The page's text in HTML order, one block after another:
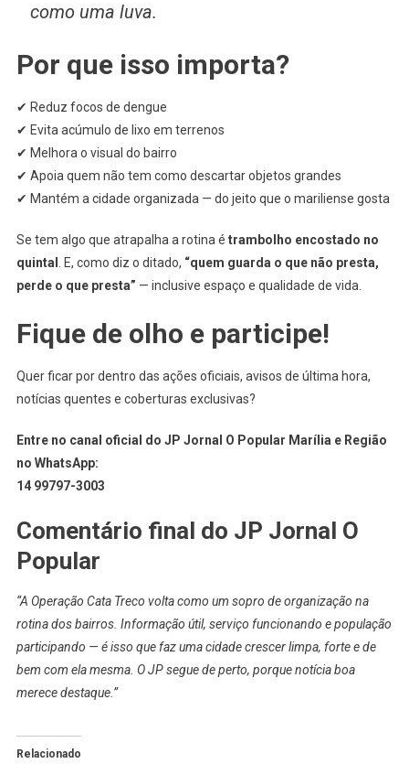
como uma luva.
Por que isso importa?
✔ Reduz focos de dengue
✔ Evita acúmulo de lixo em terrenos
✔ Melhora o visual do bairro
✔ Apoia quem não tem como descartar objetos grandes
✔ Mantém a cidade organizada — do jeito que o mariliense gosta
Se tem algo que atrapalha a rotina é trambolho encostado no
quintal
. E, como diz o ditado, “quem guarda o que não presta,
perde o que presta” — inclusive espaço e qualidade de vida.
Fique de olho e participe!
Quer ficar por dentro das ações oficiais, avisos de última hora,
notícias quentes e coberturas exclusivas?
Entre no canal oficial do JP Jornal O Popular Marília e Região
no WhatsApp:
14 99797-3003
Comentário final do JP Jornal O
Popular
“A Operação Cata Treco volta como um sopro de organização na
rotina dos bairros. Informação útil, serviço funcionando e população
participando — é isso que faz uma cidade crescer limpa, forte e de
bem com ela mesma. O JP segue de perto, porque notícia boa
merece destaque.”
Relacionado